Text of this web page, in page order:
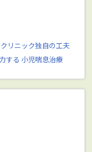
リニック独自の工夫
する 小児喘息治療